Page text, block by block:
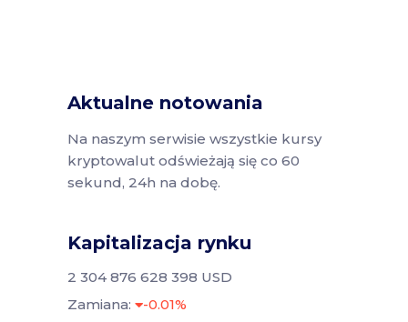
Aktualne notowania
Na naszym serwisie wszystkie kursy
kryptowalut odświeżają się co 60
sekund, 24h na dobę.
Kapitalizacja rynku
2 304 876 628 398 USD
Zamiana:
-0.01%